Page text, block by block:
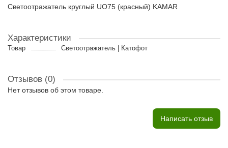
Светоотражатель круглый UO75 (красный) KAMAR
Характеристики
Товар Светоотражатель | Катофот
Отзывов (0)
Нет отзывов об этом товаре.
Написать отзыв